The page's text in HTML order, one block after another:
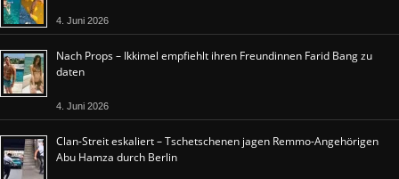
4. Juni 2026
Nach Props – Ikkimel empfiehlt ihren Freundinnen Farid Bang zu
daten
4. Juni 2026
Clan-Streit eskaliert – Tschetschenen jagen Remmo-Angehörigen
Abu Hamza durch Berlin